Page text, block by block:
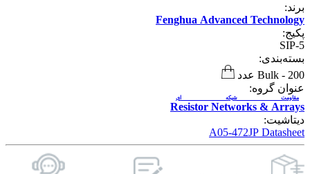
برند:
Fenghua Advanced Technology
پکیج:
SIP-5
بسته‌بندی:
Bulk - 200 عدد
عنوان گروه:
Resistor Networks & Arrays
مقاومت شبکه ای
دیتاشیت:
A05-472JP Datasheet